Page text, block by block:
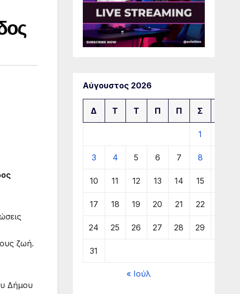
ζωή.
Δήμου
Αύγουστος 2026
Δ Τ Τ Π Π Σ
1
3 4 5 6 7 8
10 11 12 13 14 15
17 18 19 20 21 22
24 25 26 27 28 29
31
« Ιούλ